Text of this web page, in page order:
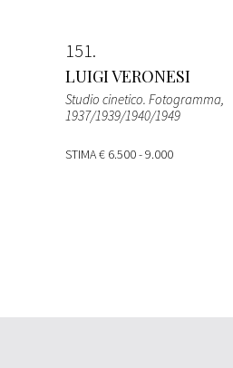
151
LUIGI VERONESI
Studio cinetico. Fotogramma,
1937/1939/1940/1949
STIMA€ 6.500 - 9.000